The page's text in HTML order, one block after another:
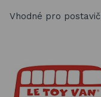
Vhodné pro